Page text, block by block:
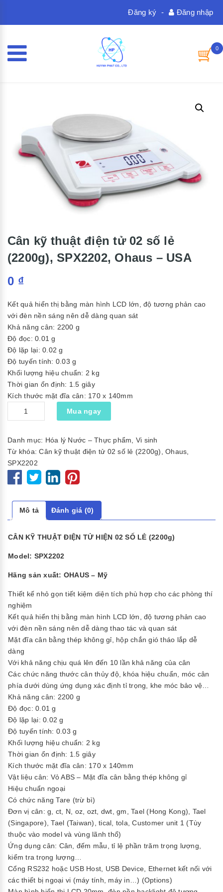
Đăng nhập
-
Đăng ký
0
Cân kỹ thuật điện tử 02 số lẻ
(2200g), SPX2202, Ohaus – USA
0 ₫
Kết quả hiển thị bằng màn hình LCD lớn, độ tương phản cao
với đèn nền sáng nên dễ dàng quan sát
Khả năng cân: 2200 g
Độ đọc: 0.01 g
Độ lặp lại: 0.02 g
Độ tuyến tính: 0.03 g
Khối lượng hiệu chuẩn: 2 kg
Thời gian ổn định: 1.5 giây
Kích thước mặt đĩa cân: 170 x 140mm
lượng
Mua ngay
Danh mục: Hóa lý Nước – Thực phẩm
Vi sinh
Từ khóa:Cân kỹ thuật điện tử 02 số lẻ (2200g) Ohaus
SPX2202
Mô tả Đánh giá (0)
CÂN KỸ THUẬT ĐIỆN TỬ HIỆN 02 SỐ LẺ (2200g)
Model: SPX2202
Hãng sản xuất: OHAUS – Mỹ
Thiết kế nhỏ gọn tiết kiệm diện tích phù hợp cho các phòng thí
nghiệm
Kết quả hiển thị bằng màn hình LCD lớn, độ tương phản cao
với đèn nền sáng nên dễ dàng thao tác và quan sát
Mặt đĩa cân bằng thép không gỉ, hộp chắn gió tháo lắp dễ
dàng
Với khả năng chịu quá lên đến 10 lần khả năng của cân
Các chức năng thước cân thủy độ, khóa hiệu chuẩn, móc cân
phía dưới dùng ứng dụng xác định tỉ trọng, khe móc bảo vệ…
Khả năng cân: 2200 g
Độ đọc: 0.01 g
Độ lặp lại: 0.02 g
Độ tuyến tính: 0.03 g
Khối lượng hiệu chuẩn: 2 kg
Thời gian ổn định: 1.5 giây
Kích thước mặt đĩa cân: 170 x 140mm
Vật liệu cân: Vỏ ABS – Mặt đĩa cân bằng thép không gỉ
Hiệu chuẩn ngoại
Có chức năng Tare (trừ bì)
Đơn vị cân: g, ct, N, oz, ozt, dwt, gm, Tael (Hong Kong), Tael
(Singapore), Tael (Taiwan), tical, tola, Customer unit 1 (Tùy
thuộc vào model và vùng lãnh thổ)
Ứng dụng cân: Cân, đếm mẫu, tỉ lệ phần trăm trọng lượng,
kiểm tra trọng lượng…
Cổng RS232 hoặc USB Host, USB Device, Ethernet kết nối với
các thiết bị ngoại vi (máy tính, máy in…) (Options)